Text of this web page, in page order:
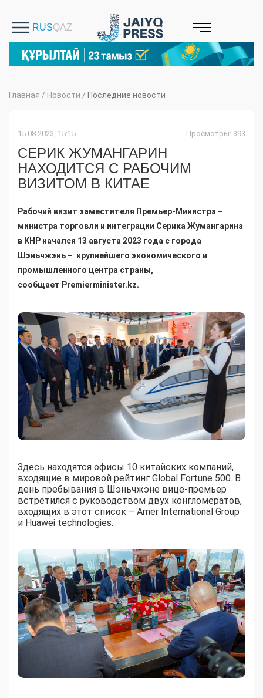
Главная / Новости / Последние новости
15.08.2023, 15:15 Просмотры: 393
СЕРИК ЖУМАНГАРИН
НАХОДИТСЯ С РАБОЧИМ
ВИЗИТОМ В КИТАЕ
Рабочий визит заместителя Премьер-Министра –
министра торговли и интеграции Серика Жумангарина
в КНР начался 13 августа 2023 года с города
Шэньчжэнь – крупнейшего экономического и
промышленного центра страны,
сообщает Premierminister.kz.
Здесь находятся офисы 10 китайских компаний,
входящие в мировой рейтинг Global Fortune 500. В
день пребывания в Шэньчжэне вице-премьер
встретился с руководством двух конгломератов,
входящих в этот список – Amer International Group
и Huawei technologies.